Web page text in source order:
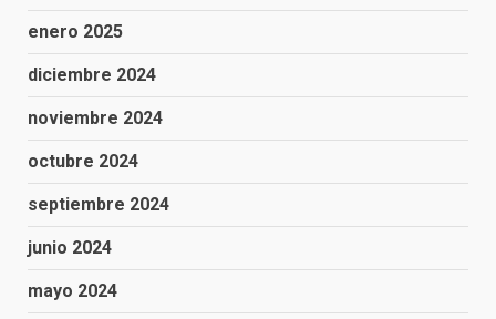
enero 2025
diciembre 2024
noviembre 2024
octubre 2024
septiembre 2024
junio 2024
mayo 2024